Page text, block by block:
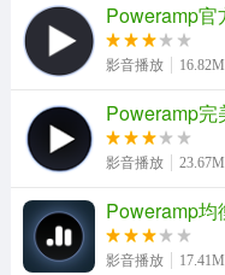
Poweramp
影音播放 16.82M
Poweramp完
影音播放 23.67M
Poweramp均
影音播放